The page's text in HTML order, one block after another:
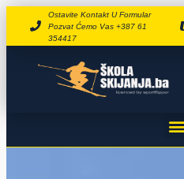
Ostavite Kontakt U Formular
Pozvat Ćemo Vas +387 61
354417